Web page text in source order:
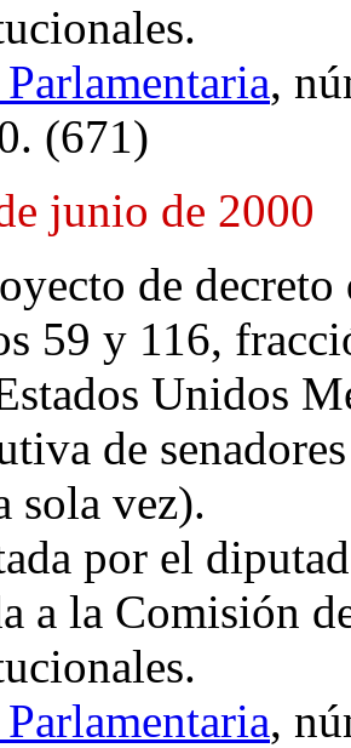
,
(671)
junio de 2000
de
59 y 116,
Unidos
de
sola vez).
por el
a la Comisión
,